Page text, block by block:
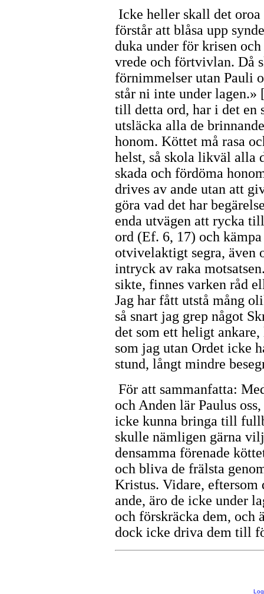
Icke heller skall det
förstår att blåsa upp
duka under för krisen
vrede och förtvivlan. Då
förnimmelser utan Pauli
står ni inte under
till detta ord, har i det en
utsläcka alla de
honom. Köttet må rasa
helst, så skola likväl alla
skada och fördöma
drives av ande utan att
göra vad det har
enda utvägen att rycka
ord (Ef. 6, 17) och
otvivelaktigt segra, även
intryck av raka
sikte, finnes varken råd
Jag har fått utstå mång
så snart jag grep något
det som ett heligt ankare,
som jag utan Ordet icke
stund, långt mindre
För att sammanfatta:
och Anden lär Paulus
icke kunna bringa till
skulle nämligen gärna
densamma förenade
och bliva de frälsta
Kristus. Vidare, eftersom
ande, äro de icke under
och förskräcka dem, och
dock icke driva dem till